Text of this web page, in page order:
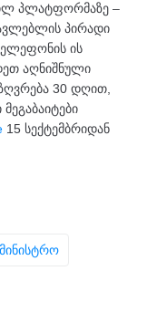
პლატფორმაზე –
პირადი
ის
აღნიშნული
30 დღით,
15 სექტემბრიდან